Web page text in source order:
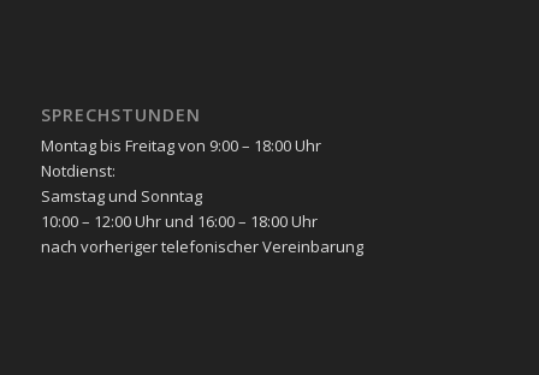
SPRECHSTUNDEN
Montag bis Freitag von 9:00 – 18:00 Uhr
Notdienst:
Samstag und Sonntag
10:00 – 12:00 Uhr und 16:00 – 18:00 Uhr
nach vorheriger telefonischer Vereinbarung